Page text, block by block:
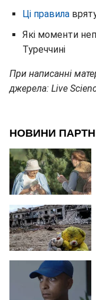
Ці правила
Які моменти
Туреччині
При написанні
джерела: Live